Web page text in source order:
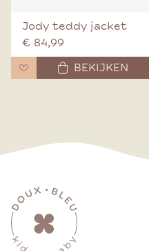
Jody teddy jacket
€ 84,99
BEKIJKEN